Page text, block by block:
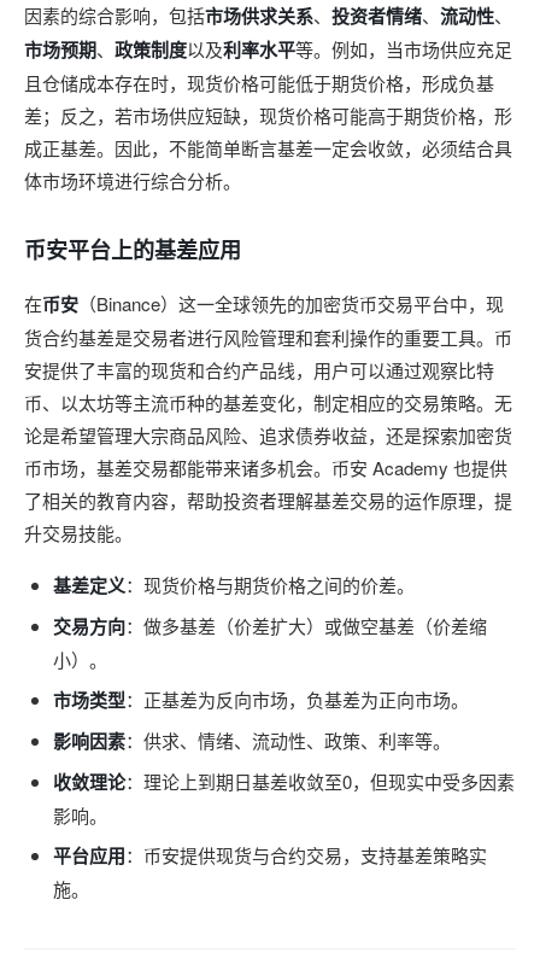
因素的综合影响，包括市场供求关系、 投资者情绪、 流动性、
市场预期、 政策制度以及利率水平等。例如，当市场供应充足
且仓储成本存在时，现货价格可能低于期货价格，形成负基
差；反之，若市场供应短缺，现货价格可能高于期货价格，形
成正基差。因此，不能简单断言基差一定会收敛，必须结合具
体市场环境进行综合分析。
币安平台上的基差应用
在币安 （Binance）这一全球领先的加密货币交易平台中，现
货合约基差是交易者进行风险管理和套利操作的重要工具。币
安提供了丰富的现货和合约产品线，用户可以通过观察比特
币、以太坊等主流币种的基差变化，制定相应的交易策略。无
论是希望管理大宗商品风险、追求债券收益，还是探索加密货
币市场，基差交易都能带来诸多机会。币安 Academy 也提供
了相关的教育内容，帮助投资者理解基差交易的运作原理，提
升交易技能。
基差定义：现货价格与期货价格之间的价差。
交易方向：做多基差（价差扩大）或做空基差（价差缩
小）。
市场类型：正基差为反向市场，负基差为正向市场。
影响因素：供求、情绪、流动性、政策、利率等。
收敛理论：理论上到期日基差收敛至0，但现实中受多因素
影响。
平台应用：币安提供现货与合约交易，支持基差策略实
施。